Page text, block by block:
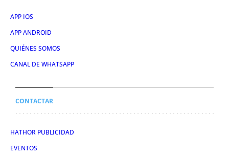
APP IOS
APP ANDROID
QUIÉNES SOMOS
CANAL DE WHATSAPP
CONTACTAR
HATHOR PUBLICIDAD
EVENTOS